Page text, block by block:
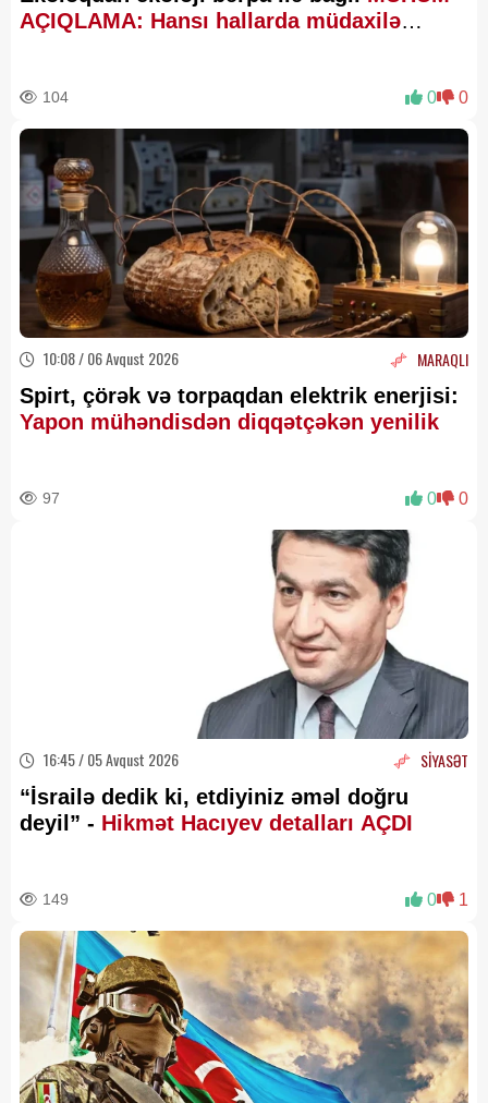
AÇIQLAMA: Hansı hallarda müdaxilə
104 0 0
10:08 / 06 Avqust 2026 MARAQLI
Spirt, çörək və torpaqdan elektrik enerjisi:
Yapon mühəndisdən diqqətçəkən yenilik
97 0 0
16:45 / 05 Avqust 2026 SİYASƏT
“İsrailə dedik ki, etdiyiniz əməl doğru
deyil” - Hikmət Hacıyev detalları AÇDI
149 0 1